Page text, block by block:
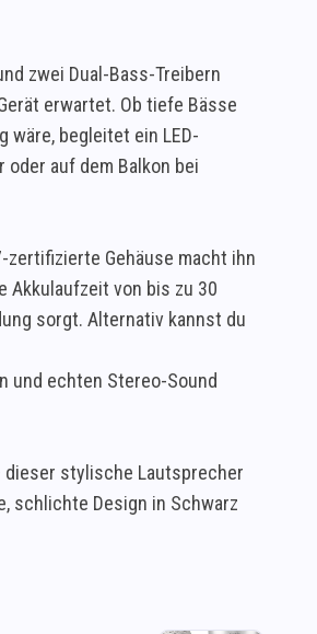
zwei Dual-Bass-Treibern
erwartet. Ob tiefe Bässe
wäre, begleitet ein LED-
auf dem Balkon bei
Gehäuse macht ihn
Akkulaufzeit von bis zu 30
sorgt. Alternativ kannst du
und echten Stereo-Sound
dieser stylische Lautsprecher
schlichte Design in Schwarz